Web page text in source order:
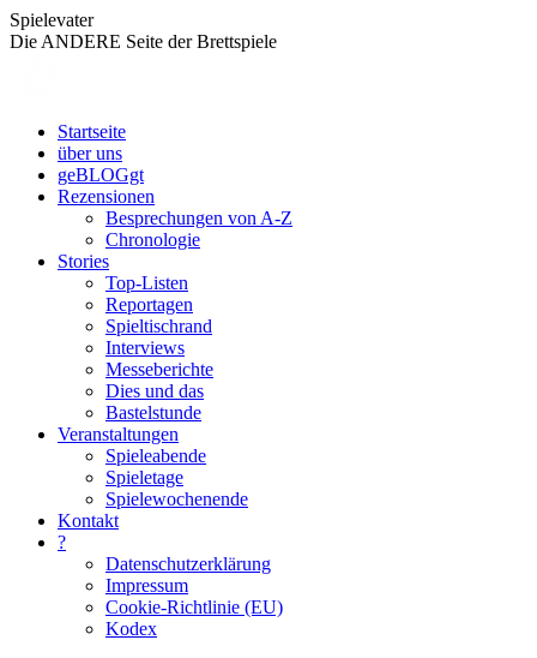
Zum
Inhalt
Spielevater
Die ANDERE Seite der Brettspiele
Startseite
über uns
geBLOGgt
Rezensionen
Besprechungen von A-Z
Chronologie
Stories
Top-Listen
Reportagen
Spieltischrand
Interviews
Messeberichte
Dies und das
Bastelstunde
Veranstaltungen
Spieleabende
Spieletage
Spielewochenende
Kontakt
?
Datenschutzerklärung
Impressum
Cookie-Richtlinie (EU)
Kodex